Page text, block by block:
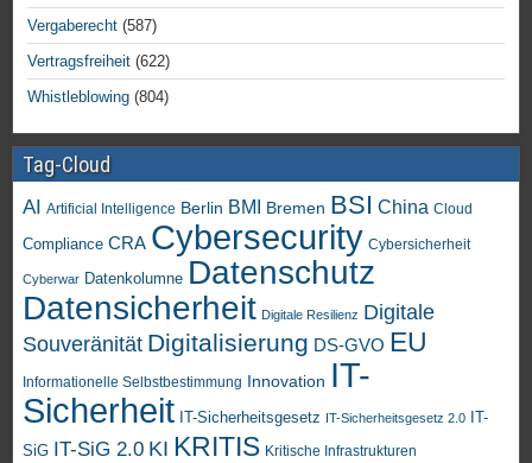
Vergaberecht (587)
Vertragsfreiheit (622)
Whistleblowing (804)
Tag-Cloud
AI Artificial Intelligence Berlin BMI Bremen BSI China Cloud
Compliance CRA Cybersecurity Cybersicherheit
Cyberwar Datenkolumne Datenschutz
Datensicherheit Digitale Resilienz Digitale
Souveränität Digitalisierung DS-GVO EU
Informationelle Selbstbestimmung Innovation IT-
Sicherheit IT-Sicherheitsgesetz IT-Sicherheitsgesetz 2.0
IT-
SiG IT-SiG 2.0 KI KRITIS Kritische Infrastrukturen